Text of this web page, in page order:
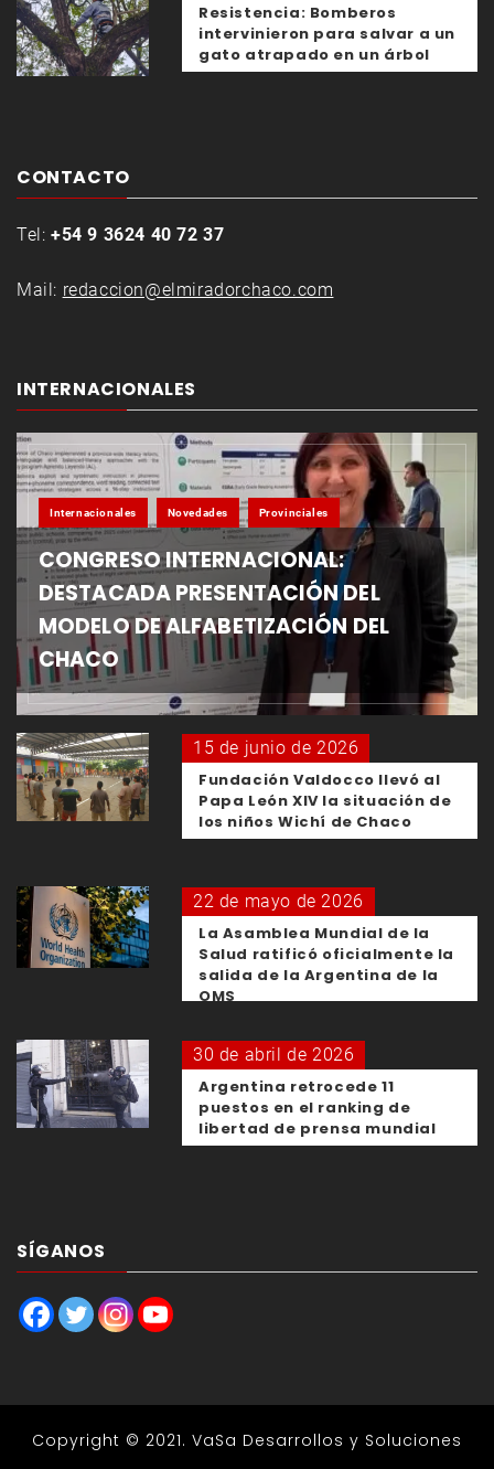
Resistencia: Bomberos
intervinieron para salvar a un
gato atrapado en un árbol
CONTACTO
Tel: +54 9 3624 40 72 37
Mail: redaccion@elmiradorchaco.com
INTERNACIONALES
Internacionales Novedades Provinciales
CONGRESO INTERNACIONAL:
DESTACADA PRESENTACIÓN DEL
MODELO DE ALFABETIZACIÓN DEL
CHACO
15 de junio de 2026
Fundación Valdocco llevó al
Papa León XIV la situación de
los niños Wichí de Chaco
22 de mayo de 2026
La Asamblea Mundial de la
Salud ratificó oficialmente la
salida de la Argentina de la
OMS
30 de abril de 2026
Argentina retrocede 11
puestos en el ranking de
libertad de prensa mundial
SÍGANOS
Copyright © 2021. VaSa Desarrollos y Soluciones